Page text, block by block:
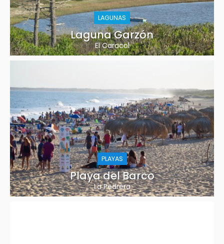
LAGUNAS
Laguna Garzón
El Caracol
PLAYAS
Playa del Barco
La Pedrera